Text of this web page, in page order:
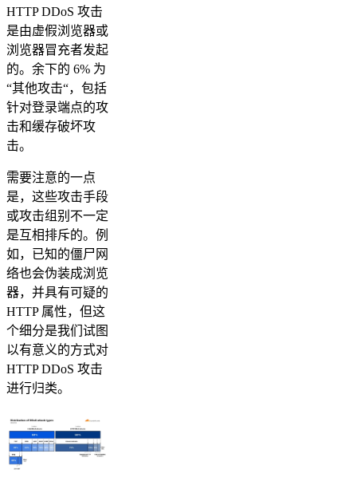
HTTP DDoS 攻击
是由虚假浏览器或
浏览器冒充者发起
的。余下的 6% 为
“其他攻击“，包括
针对登录端点的攻
击和缓存破坏攻
击。
需要注意的一点
是，这些攻击手段
或攻击组别不一定
是互相排斥的。例
如，已知的僵尸网
络也会伪装成浏览
器，并具有可疑的
HTTP 属性，但这
个细分是我们试图
以有意义的方式对
HTTP DDoS 攻击
进行归类。